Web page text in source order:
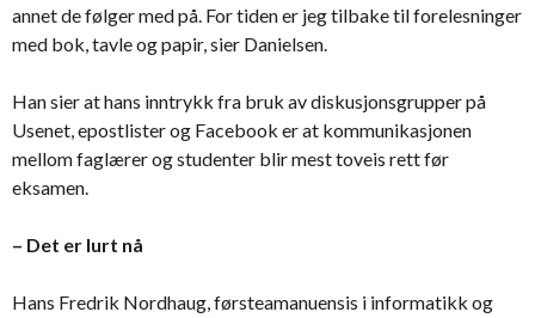
annet de følger med på. For tiden er jeg tilbake til forelesninger
med bok, tavle og papir, sier Danielsen.
Han sier at hans inntrykk fra bruk av diskusjonsgrupper på
Usenet, epostlister og Facebook er at kommunikasjonen
mellom faglærer og studenter blir mest toveis rett før
eksamen.
– Det er lurt nå
Hans Fredrik Nordhaug, førsteamanuensis i informatikk og